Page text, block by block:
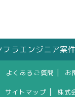
ラエンジニア案
よくあるご質問 お
サイトマップ 株式